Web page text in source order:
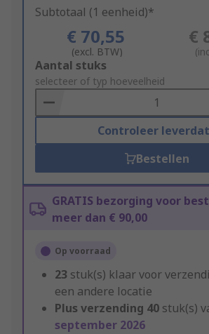
Subtotaal (1 eenheid)*
€ 70,55
(excl. BTW)
€
Add
to
Basket
Aantal stuks
selecteer of typ hoeveelheid
Controleer
Bestellen
GRATIS bezorging voor
meer dan € 90,00
Op voorraad
23 stuk(s) klaar voor
een andere locatie
Plus verzending 40 stuk(s)
september 2026